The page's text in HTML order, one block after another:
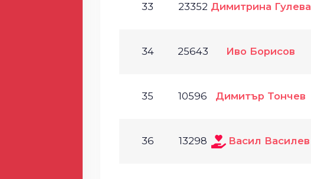
33 23352 Димитрина Гулева
34 25643 Иво Борисов
35 10596 Димитър Тончев
36 13298 Васил Василев